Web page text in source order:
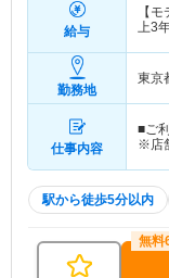
給与
【
上3
勤務地
東京
仕事内容
■ご
※店
駅から徒歩5分以内